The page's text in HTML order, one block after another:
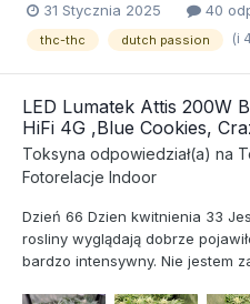
31 Stycznia 2025 40
thc-thc dutch passion (i
LED Lumatek Attis 200W
HiFi 4G ,Blue Cookies,
Toksyna odpowiedział(a) na
Fotorelacje Indoor
Dzień 66 Dzien kwitnienia 33
rosliny wyglądają dobrze
bardzo intensywny. Nie jestem